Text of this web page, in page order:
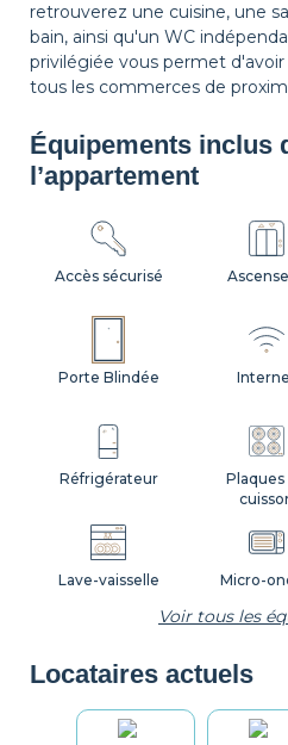
Rideaux
retrouverez une cuisine, une
bain, ainsi qu'un WC
privilégiée vous permet
tous les commerces de
Équipements inclus
l’appartement
Réfrigérateur
Micro-
Plaques
Grille-pain
Accès sécurisé
Lave-vaisselle
Porte Blindée
Voir tous les
Locataires actuels